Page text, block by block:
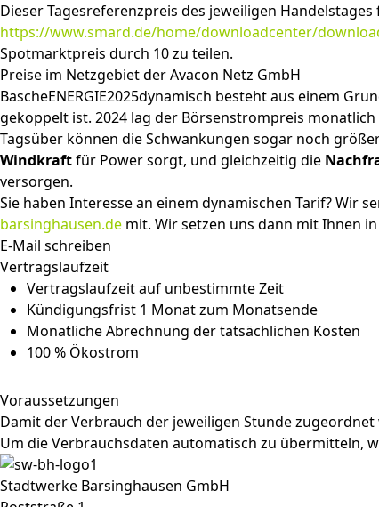
Dieser Tagesreferenzpreis des jeweiligen
https://www.smard.de/home/downloadcenter/
Spotmarktpreis durch 10 zu teilen.
Preise im Netzgebiet der Avacon Netz GmbH
BascheENERGIE2025dynamisch besteht aus einem
gekoppelt ist. 2024 lag der Börsenstrompreis monatlich
Tagsüber können die Schwankungen sogar noch
Windkraftfür Power sorgt, und gleichzeitig die
versorgen.
Sie haben Interesse an einem dynamischen Tarif? Wir
barsinghausen.de mit. Wir setzen uns dann mit Ihnen
E-Mail schreiben
Vertragslaufzeit
Vertragslaufzeit auf unbestimmte Zeit
Kündigungsfrist 1 Monat zum Monatsende
Monatliche Abrechnung der tatsächlichen Kosten
100 % Ökostrom
Voraussetzungen
Damit der Verbrauch der jeweiligen Stunde
Um die Verbrauchsdaten automatisch zu übermitteln,
Stadtwerke Barsinghausen GmbH